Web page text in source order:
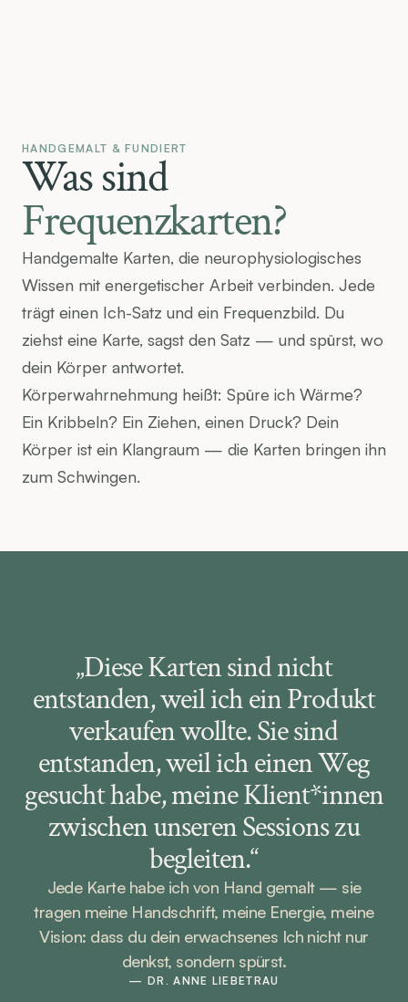
HANDGEMALT & FUNDIERT
Was sind
Frequenzkarten?
Handgemalte Karten, die neurophysiologisches
Wissen mit energetischer Arbeit verbinden. Jede
trägt einen Ich-Satz und ein Frequenzbild. Du
ziehst eine Karte, sagst den Satz — und spürst, wo
dein Körper antwortet.
Körperwahrnehmung heißt: Spüre ich Wärme?
Ein Kribbeln? Ein Ziehen, einen Druck? Dein
Körper ist ein Klangraum — die Karten bringen ihn
zum Schwingen.
„Diese Karten sind nicht
entstanden, weil ich ein Produkt
verkaufen wollte. Sie sind
entstanden, weil ich einen Weg
gesucht habe, meine Klient*innen
zwischen unseren Sessions zu
begleiten.“
Jede Karte habe ich von Hand gemalt — sie
tragen meine Handschrift, meine Energie, meine
Vision: dass du dein erwachsenes Ich nicht nur
denkst, sondern spürst.
— DR. ANNE LIEBETRAU